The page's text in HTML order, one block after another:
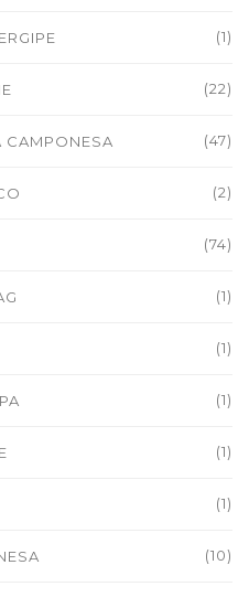
(1)
(22)
CAMPONESA (47)
(2)
(74)
(1)
(1)
(1)
(1)
(1)
(10)